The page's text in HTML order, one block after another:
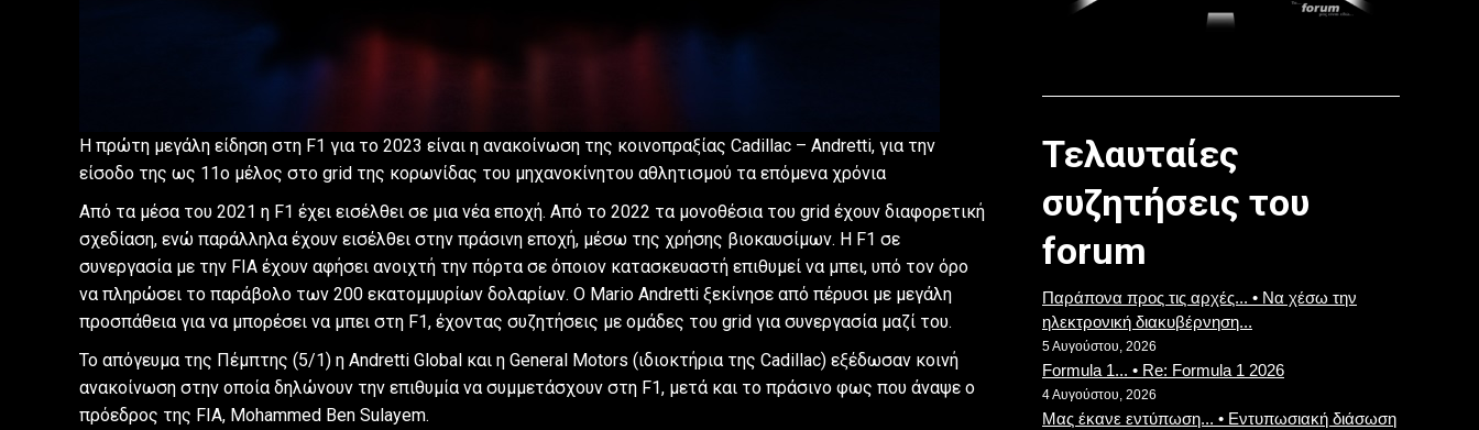
Η πρώτη μεγάλη είδηση στη F1 για το 2023 είναι η ανακοίνωση της κοινοπραξίας Cadillac – Andretti, για την
είσοδο της ως 11ο μέλος στο grid της κορωνίδας του μηχανοκίνητου αθλητισμού τα επόμενα χρόνια
Από τα μέσα του 2021 η F1 έχει εισέλθει σε μια νέα εποχή. Από το 2022 τα μονοθέσια του grid έχουν διαφορετική
σχεδίαση, ενώ παράλληλα έχουν εισέλθει στην πράσινη εποχή, μέσω της χρήσης βιοκαυσίμων. Η F1 σε
συνεργασία με την FIA έχουν αφήσει ανοιχτή την πόρτα σε όποιον κατασκευαστή επιθυμεί να μπει, υπό τον όρο
να πληρώσει το παράβολο των 200 εκατομμυρίων δολαρίων. Ο Mario Andretti ξεκίνησε από πέρυσι με μεγάλη
προσπάθεια για να μπορέσει να μπει στη F1, έχοντας συζητήσεις με ομάδες του grid για συνεργασία μαζί του.
Το απόγευμα της Πέμπτης (5/1) η Andretti Global και η General Motors (ιδιοκτήρια της Cadillac) εξέδωσαν κοινή
ανακοίνωση στην οποία δηλώνουν την επιθυμία να συμμετάσχουν στη F1, μετά και το πράσινο φως που άναψε ο
πρόεδρος της FIA, Mohammed Ben Sulayem.
Τελαυταίες
συζητήσεις του
forum
Παράπονα προς τις αρχές... • Να χέσω την
ηλεκτρονική διακυβέρνηση...
5 Αυγούστου, 2026
Formula 1... • Re: Formula 1 2026
4 Αυγούστου, 2026
Μας έκανε εντύπωση... • Εντυπωσιακή διάσωση